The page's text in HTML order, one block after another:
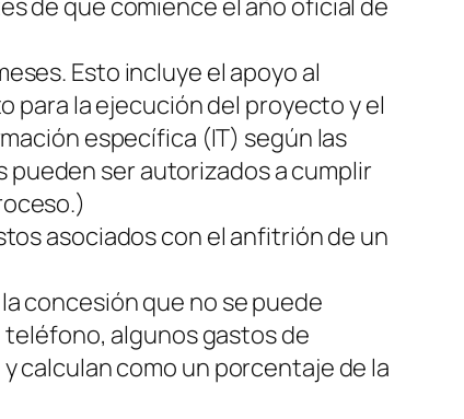
de que comience el año oficial de
Esto incluye el apoyo al
para la ejecución del proyecto y el
específica (IT) según las
pueden ser autorizados a cumplir
asociados con el anfitrión de un
concesión que no se puede
algunos gastos de
calculan como un porcentaje de la